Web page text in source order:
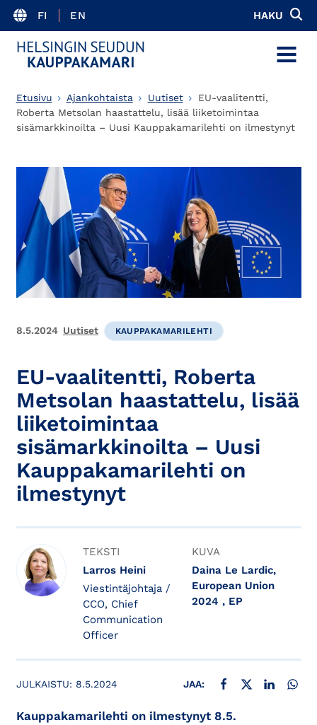
FI EN HAKU
MENU
Etusivu Ajankohtaista Uutiset
EU-vaalitentti,
Roberta Metsolan haastattelu, lisää liiketoimintaa
sisämarkkinoilta – Uusi Kauppakamarilehti on ilmestynyt
8.5.2024 Uutiset KAUPPAKAMARILEHTI
EU-vaalitentti, Roberta
Metsolan haastattelu, lisää
liiketoimintaa
sisämarkkinoilta – Uusi
Kauppakamarilehti on
ilmestynyt
TEKSTI
Larros Heini
Viestintäjohtaja /
CCO, Chief
Communication
Officer
KUVA
Daina Le Lardic,
European Union
2024 , EP
JULKAISTU: 8.5.2024 JAA: JAA FACEBOOKISSA
JAA X:SSÄ JAA
Kauppakamarilehti on ilmestynyt 8.5.